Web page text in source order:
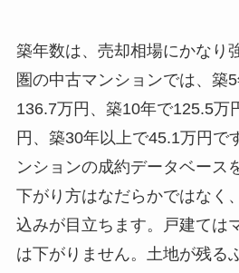
築年数は、売却相場にかなり
圏の中古マンションでは、築
136.7万円、築10年で125.5万
円、築30年以上で45.1万円で
ンションの成約データベース
下がり方はなだらかではなく
込みが目立ちます。戸建ては
は下がりません。土地が残る